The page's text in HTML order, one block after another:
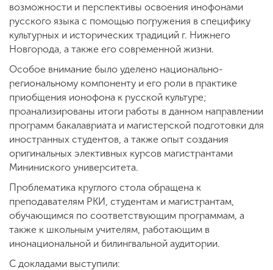
возможности и перспективы освоения инофонами
русского языка с помощью погружения в специфику
культурных и исторических традиций г. Нижнего
Новгорода, а также его современной жизни.
Особое внимание было уделено национально-
региональному компоненту и его роли в практике
приобщения ионофона к русской культуре;
проанализированы итоги работы в данном направлении
программ бакалавриата и магистерской подготовки для
иностранных студентов, а также опыт создания
оригинальных элективных курсов магистрантами
Мининиского университета.
Проблематика круглого стола обращена к
преподавателям РКИ, студентам и магистрантам,
обучающимся по соответствующим программам, а
также к школьным учителям, работающим в
инонациональной и билингвальной аудитории.
С докладами выступили: